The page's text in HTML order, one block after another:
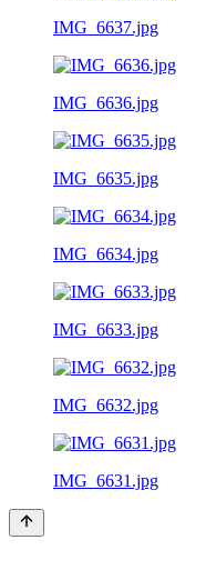
IMG_6637.jpg
IMG_6636.jpg
IMG_6635.jpg
IMG_6634.jpg
IMG_6633.jpg
IMG_6632.jpg
IMG_6631.jpg